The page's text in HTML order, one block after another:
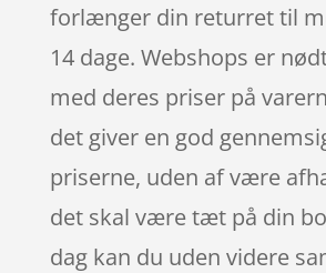
forlænger din returret til
14 dage. Webshops er
med deres priser på
det giver en god
priserne, uden af være
det skal være tæt på din
dag kan du uden videre